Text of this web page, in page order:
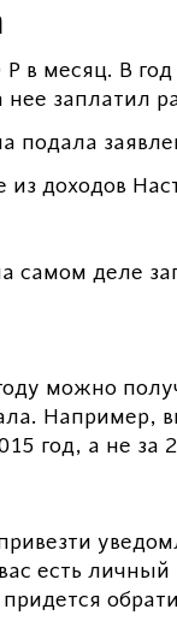
месяц. В
заплатил
подала
доходов
деле
можно
Например,
год, а не за
есть